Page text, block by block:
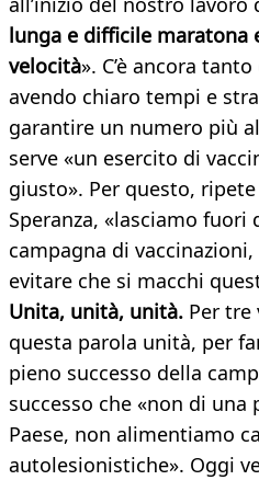
lunga e difficile maratona
velocità». C’è ancora
avendo chiaro tempi e
garantire un numero più
serve «un esercito di
giusto». Per questo,
Speranza, «lasciamo
campagna di
evitare che si macchi
Unita, unità, unità. Per
questa parola unità, per
pieno successo della
successo che «non di
Paese, non alimentiamo
autolesionistiche». Oggi